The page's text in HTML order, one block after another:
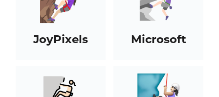
JoyPixels Microsoft